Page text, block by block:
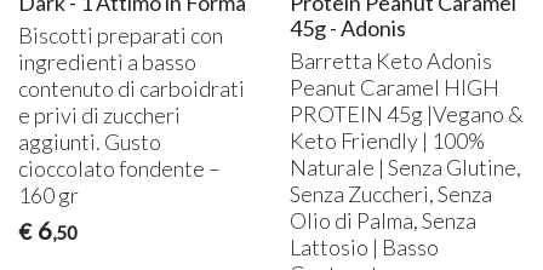
Biscotti preparati con
ingredienti a basso
contenuto di carboidrati
e privi di zuccheri
aggiunti. Gusto
cioccolato fondente –
160 gr
€ 6,50
45g - Adonis
Barretta Keto Adonis
Peanut Caramel HIGH
PROTEIN 45g |Vegano &
Keto Friendly | 100%
Naturale | Senza Glutine,
Senza Zuccheri, Senza
Olio di Palma, Senza
Lattosio | Basso